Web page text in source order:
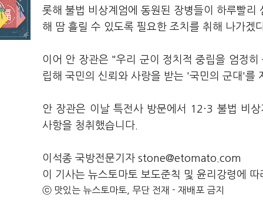
롯해 불법 비상계엄에 동원된 장병들이 하루빨
해 땀 흘릴 수 있도록 필요한 조치를 취해 나가겠
이어 안 장관은 "우리 군이 정치적 중립을 엄정
립해 국민의 신뢰와 사랑을 받는 '국민의 군대'
안 장관은 이날 특전사 방문에서 12·3 불법 비
사항을 청취했습니다.
이석종 국방전문기자 stone@etomato.com
이 기사는 뉴스토마토 보도준칙 및 윤리강령에
ⓒ 맛있는 뉴스토마토, 무단 전재 - 재배포 금지